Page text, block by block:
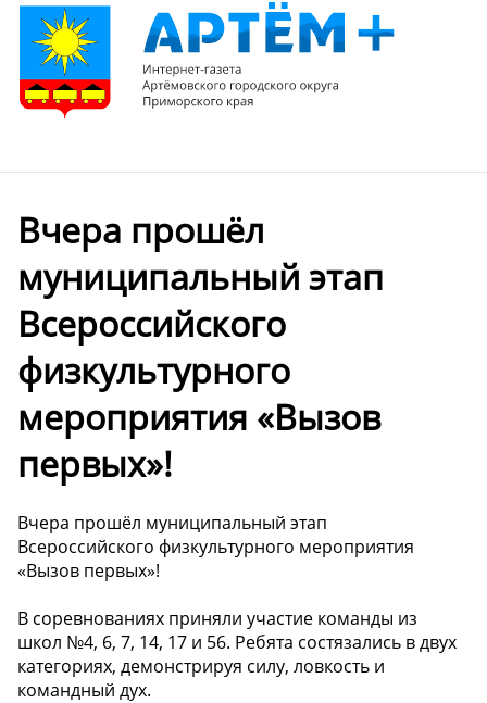
Вчера прошёл
муниципальный этап
Всероссийского
физкультурного
мероприятия «Вызов
первых»!
Вчера прошёл муниципальный этап
Всероссийского физкультурного мероприятия
«Вызов первых»!
В соревнованиях приняли участие команды из
школ №4, 6, 7, 14, 17 и 56. Ребята состязались в двух
категориях, демонстрируя силу, ловкость и
командный дух.